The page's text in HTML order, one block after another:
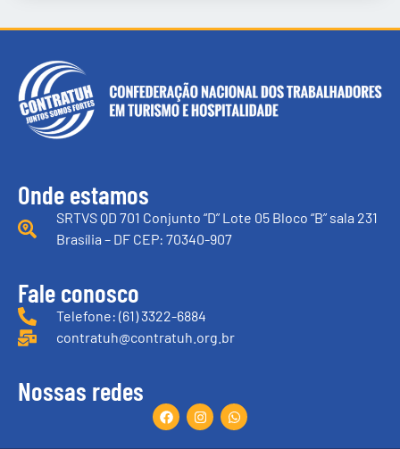
Onde estamos
SRTVS QD 701 Conjunto “D” Lote 05 Bloco “B” sala 231
Brasília – DF CEP: 70340-907
Fale conosco
Telefone: (61) 3322-6884
contratuh@contratuh.org.br
Nossas redes